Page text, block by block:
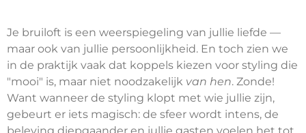
Je bruiloft is een weerspiegeling van jullie liefde —
maar ook van jullie persoonlijkheid. En toch zien we
in de praktijk vaak dat koppels kiezen voor styling die
"mooi" is, maar niet noodzakelijk van hen. Zonde!
Want wanneer de styling klopt met wie jullie zijn,
gebeurt er iets magisch: de sfeer wordt intens, de
beleving diepgaander en jullie gasten voelen het tot